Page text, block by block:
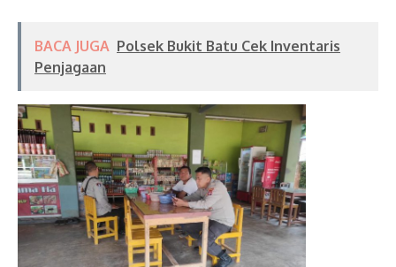
BACA JUGA Polsek Bukit Batu Cek Inventaris
Penjagaan